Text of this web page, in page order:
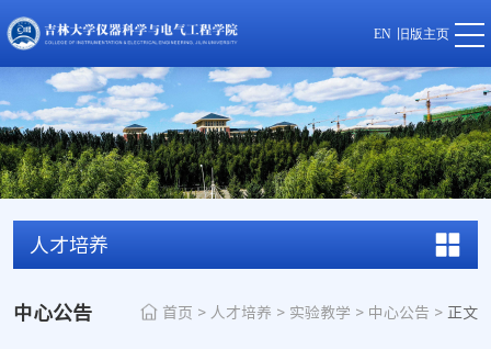
EN 旧版主页
人才培养
中心公告 首页 > 人才培养 > 实验教学 > 中心公告 > 正文